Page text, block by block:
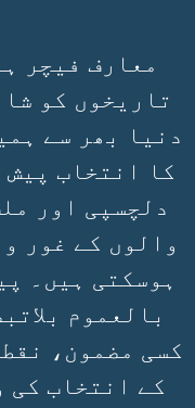
معارف فیچر
تاریخوں کو
دنیا بھر سے
کا انتخاب پیش
دلچسپی اور
والوں کے غور
ہوسکتی ہیں۔
بالعموم
کسی مضمون،
کے انتخاب کی